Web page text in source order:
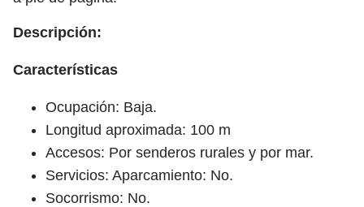
Descripción:
Características
Ocupación: Baja.
Longitud aproximada: 100 m
Accesos: Por senderos rurales y por mar.
Servicios: Aparcamiento: No.
Socorrismo: No.